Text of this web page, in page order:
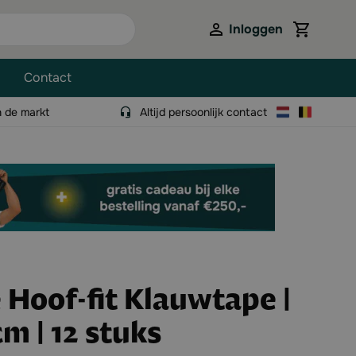
Inloggen View
Contact
de markt Altijd persoonlijk contact
fit Klauwtape |
| 12 stuks